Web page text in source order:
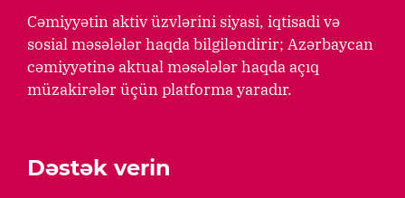
Cəmiyyətin aktiv üzvlərini siyasi, iqtisadi və
sosial məsələlər haqda bilgiləndirir; Azərbaycan
cəmiyyətinə aktual məsələlər haqda açıq
müzakirələr üçün platforma yaradır.
Dəstək verin